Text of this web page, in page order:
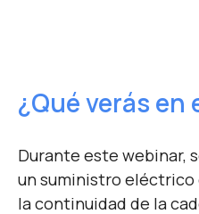
¿Qué verás en
Durante este webinar,
un suministro eléctrico
la continuidad de la